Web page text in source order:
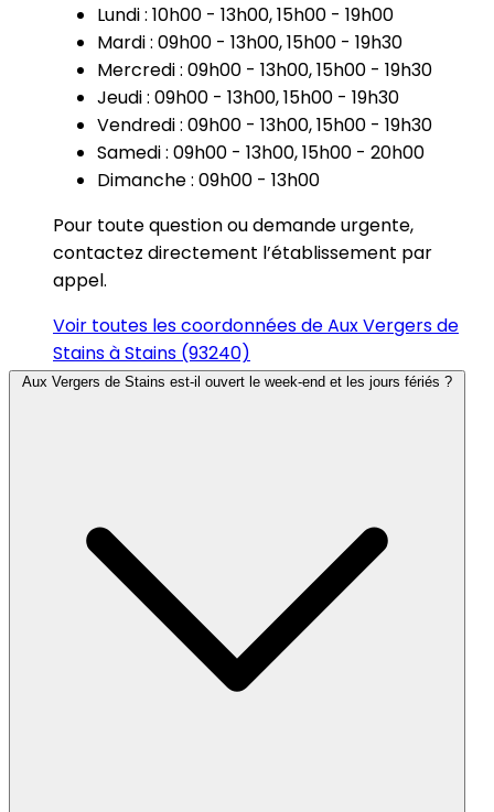
Lundi : 10h00 - 13h00, 15h00 - 19h00
Mardi : 09h00 - 13h00, 15h00 - 19h30
Mercredi : 09h00 - 13h00, 15h00 - 19h30
Jeudi : 09h00 - 13h00, 15h00 - 19h30
Vendredi : 09h00 - 13h00, 15h00 - 19h30
Samedi : 09h00 - 13h00, 15h00 - 20h00
Dimanche : 09h00 - 13h00
Pour toute question ou demande urgente,
contactez directement l’établissement par
appel.
Voir toutes les coordonnées de Aux Vergers de
Stains à Stains (93240)
Aux Vergers de Stains est-il ouvert le week-end et les jours fériés ?